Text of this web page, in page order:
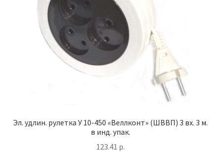
Эл. удлин. рулетка У 10-450 «Веллконт» (ШВВП) 3 вх. 3 м.
в инд. упак.
123.41 р.